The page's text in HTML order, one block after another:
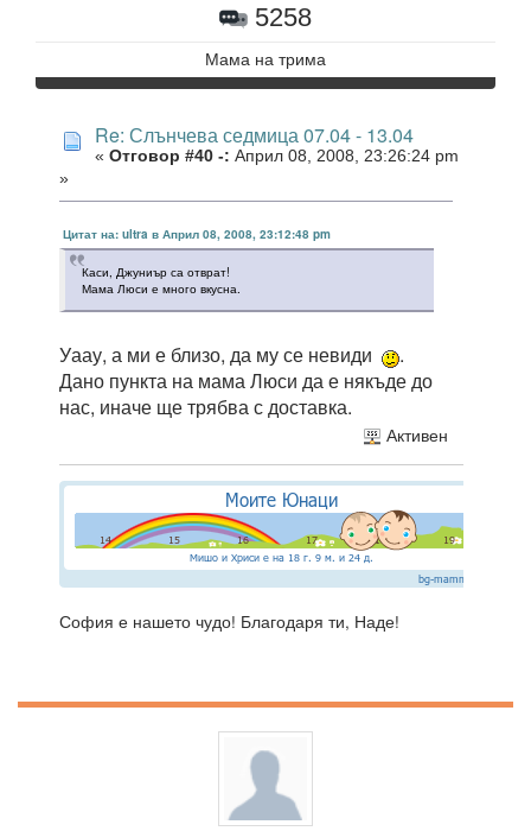
5258
Мама на трима
Re: Слънчева седмица 07.04 - 13.04
« Отговор #40 -: Април 08, 2008, 23:26:24 pm
»
Цитат на: ultra в Април 08, 2008, 23:12:48 pm
Каси, Джуниър са отврат!
Мама Люси е много вкусна.
Уаау, а ми е близо, да му се невиди
.
Дано пункта на мама Люси да е някъде до
нас, иначе ще трябва с доставка.
Активен
София е нашето чудо! Благодаря ти, Наде!